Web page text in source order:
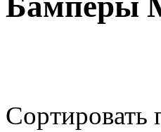
Сортировать